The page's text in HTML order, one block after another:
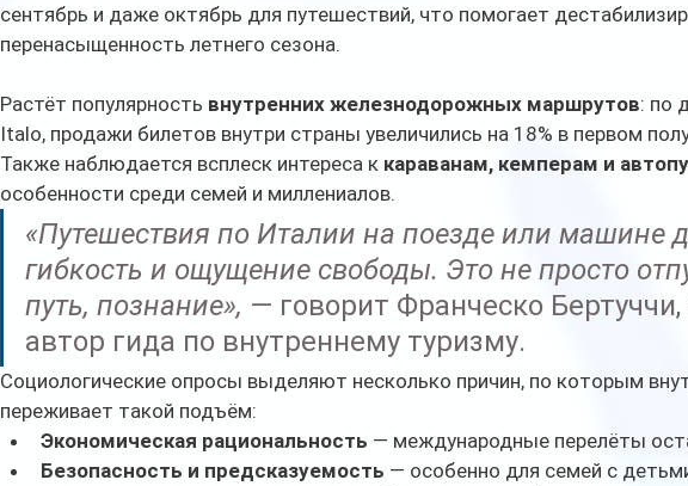
сентябрь и даже октябрь для путешествий, что помогает
перенасыщенность летнего сезона.
Растёт популярность внутренних железнодорожных маршрутов: по
Italo, продажи билетов внутри страны увеличились на 18% в первом
Также наблюдается всплеск интереса к караванам, кемперам и
особенности среди семей и миллениалов.
«Путешествия по Италии на поезде или машине
гибкость и ощущение свободы. Это не просто
путь, познание», — говорит Франческо Бертуччи,
автор гида по внутреннему туризму.
Социологические опросы выделяют несколько причин, по которым
переживает такой подъём:
Экономическая рациональность — международные перелёты
Безопасность и предсказуемость — особенно для семей с